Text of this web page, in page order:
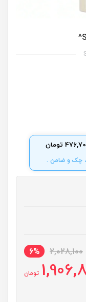
تومان
2,028,100
6%
تومان